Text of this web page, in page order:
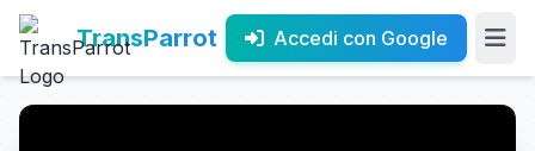
TransParrot Accedi con Google